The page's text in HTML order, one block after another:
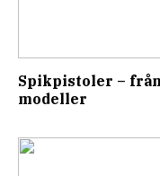
Spikpistoler –
modeller